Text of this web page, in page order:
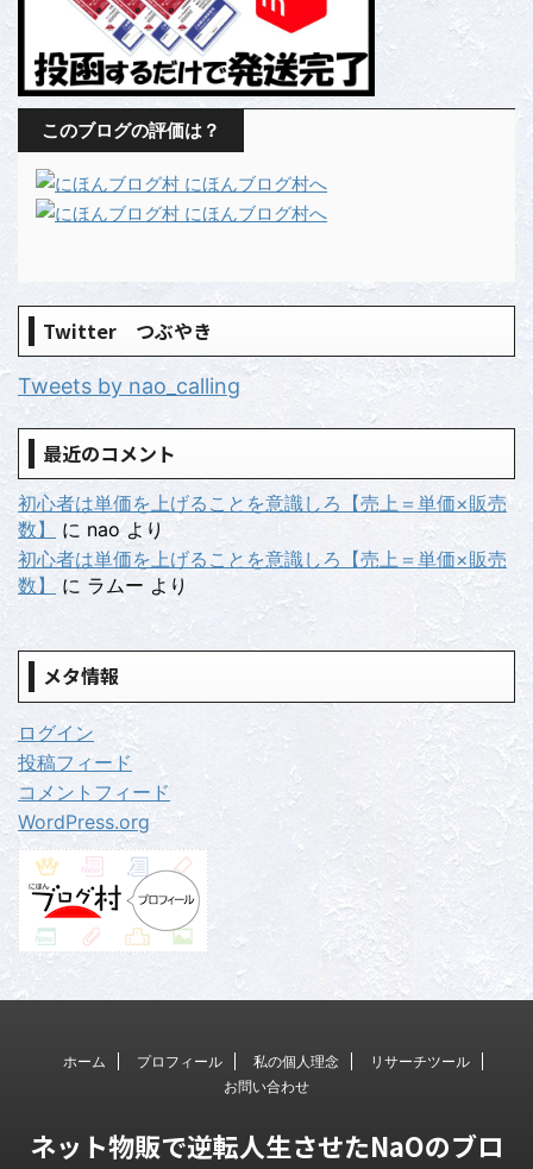
このブログの評価は？
Twitter つぶやき
Tweets by nao_calling
最近のコメント
初心者は単価を上げることを意識しろ【売上＝単価×販売
数】
に naoより
初心者は単価を上げることを意識しろ【売上＝単価×販売
数】
に ラムー より
メタ情報
ログイン
投稿フィード
コメントフィード
WordPress.org
ホーム プロフィール 私の個人理念
リサーチツール
お問い合わせ
ネット物販で逆転人生させたNaOのブロ